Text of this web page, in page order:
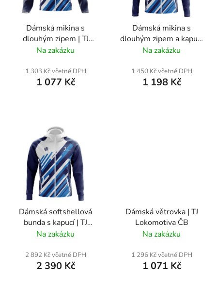
Dámská mikina s
dlouhým zipem | TJ
Lokomotiva ČB
Na zakázku
1 303 Kč včetně DPH
1 077 Kč
Dámská mikina s
dlouhým zipem a kapucí
| TJ Lokomotiva ČB
Na zakázku
1 450 Kč včetně DPH
1 198 Kč
Dámská softshellová
bunda s kapucí | TJ
Lokomotiva ČB
Na zakázku
2 892 Kč včetně DPH
2 390 Kč
Dámská větrovka | TJ
Lokomotiva ČB
Na zakázku
1 296 Kč včetně DPH
1 071 Kč